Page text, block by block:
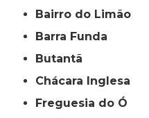
Bairro do Limão
Barra Funda
Butantã
Chácara Inglesa
Freguesia do Ó